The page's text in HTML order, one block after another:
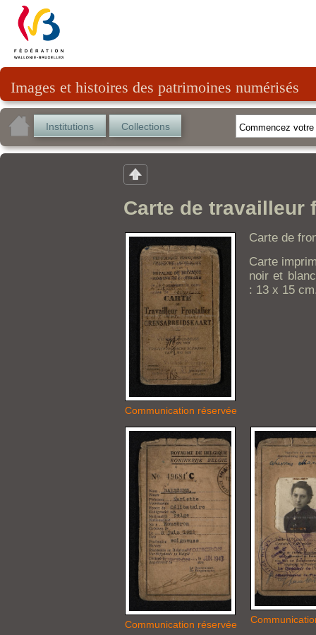
Images et histoires des patrimoines numérisés
Institutions Collections
Carte de travailleur
Communication réservée
Carte de
Carte
noir et
: 13 x 15
Communication réservée